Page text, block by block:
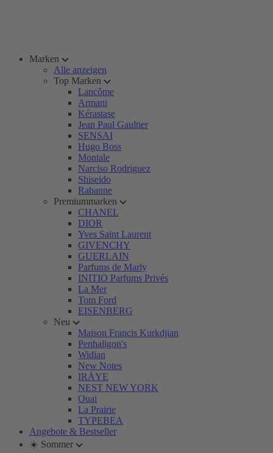
Marken
Alle anzeigen
Top Marken
Lancôme
Armani
Kérastase
Jean Paul Gaultier
SENSAI
Hugo Boss
Montale
Narciso Rodriguez
Shiseido
Rabanne
Premiummarken
CHANEL
DIOR
Yves Saint Laurent
GIVENCHY
GUERLAIN
Parfums de Marly
INITIO Parfums Privés
La Mer
Tom Ford
EISENBERG
Neu
Maison Francis Kurkdjian
Penhaligon's
Widian
New Notes
IRÄYE
NEST NEW YORK
Ouai
La Prairie
TYPEBEA
Angebote & Bestseller
☀️ Sommer